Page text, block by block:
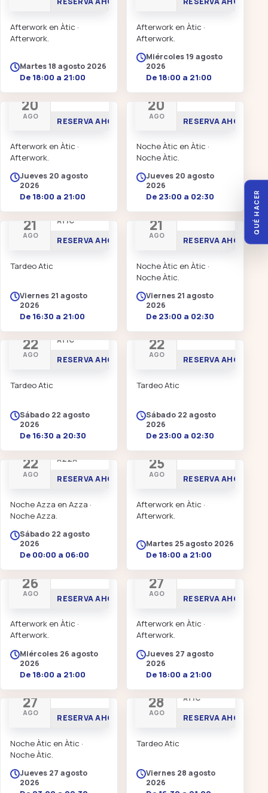
QUÉ HACER
Afterwork en Àtic ·
Afterwork.
Martes 18 agosto 2026
De 18:00 a 21:00
Afterwork en Àtic ·
Afterwork.
Miércoles 19 agosto
2026
De 18:00 a 21:00
20
AGO
AFTERWORK
RESERVA AHORA
Afterwork en Àtic ·
Afterwork.
Jueves 20 agosto
2026
De 18:00 a 21:00
20
AGO
NOCHE ÀTIC
RESERVA AHORA
Noche Àtic en Àtic ·
Noche Àtic.
Jueves 20 agosto
2026
De 23:00 a 02:30
21
AGO
TARDEO EN
ÀTIC
RESERVA AHORA
Tardeo Atic
Viernes 21 agosto
2026
De 16:30 a 21:00
21
AGO
NOCHE ÀTIC
RESERVA AHORA
Noche Àtic en Àtic ·
Noche Àtic.
Viernes 21 agosto
2026
De 23:00 a 02:30
22
AGO
TARDEO EN
ÀTIC
RESERVA AHORA
Tardeo Atic
Sábado 22 agosto
2026
De 16:30 a 20:30
22
AGO
NOCHE ÀTIC
RESERVA AHORA
Tardeo Atic
Sábado 22 agosto
2026
De 23:00 a 02:30
22
AGO
NOCHE
AZZA
RESERVA AHORA
Noche Azza en Azza ·
Noche Azza.
Sábado 22 agosto
2026
De 00:00 a 06:00
25
AGO
AFTERWORK
RESERVA AHORA
Afterwork en Àtic ·
Afterwork.
Martes 25 agosto 2026
De 18:00 a 21:00
26
AGO
AFTERWORK
RESERVA AHORA
Afterwork en Àtic ·
Afterwork.
Miércoles 26 agosto
2026
De 18:00 a 21:00
27
AGO
AFTERWORK
RESERVA AHORA
Afterwork en Àtic ·
Afterwork.
Jueves 27 agosto
2026
De 18:00 a 21:00
27
AGO
NOCHE ÀTIC
RESERVA AHORA
Noche Àtic en Àtic ·
Noche Àtic.
Jueves 27 agosto
2026
28
AGO
TARDEO EN
ÀTIC
RESERVA AHORA
Tardeo Atic
Viernes 28 agosto
2026